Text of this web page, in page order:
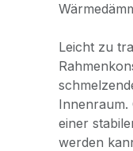
Leicht zu
Innenraum.
einer
werden